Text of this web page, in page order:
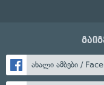
ახალი ამბები /